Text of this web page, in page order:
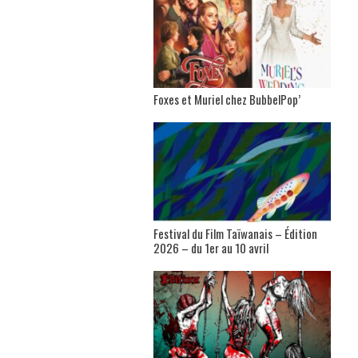
Foxes et Muriel chez BubbelPop’
Festival du Film Taïwanais – Édition
2026 – du 1er au 10 avril